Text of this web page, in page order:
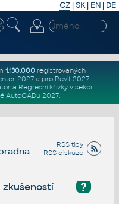
CZ | SK| EN | DE
1.130.000registrovaných
2027a pro Revit 2027.
a Regresní křivkyv sekci
AutoCADu 2027.
RSS tipy
RSS diskuze
?
zkušeností